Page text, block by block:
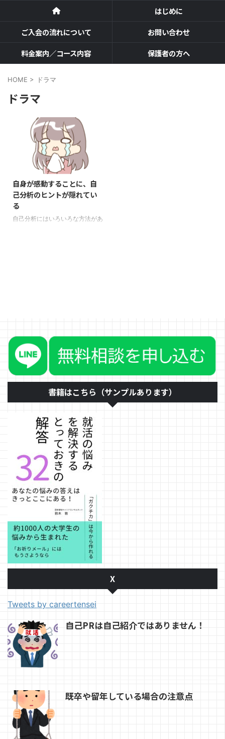
はじめに
ご入会の流れについて
お問い合わせ
料金案内／コース内容
保護者の方へ
HOME > ドラマ
ドラマ
自身が感動することに、自
己分析のヒントが隠れてい
る
自己分析にはいろいろな方法があ
のか、「理由」がはっきりしてい
ると、案外自分の求めているもの
が見えます。感動は人の数だけあ
ると思いますが、私をサンプルに
書籍はこちら（サンプルあります）
X
Tweets by careertensei
自己PRは自己紹介ではありません！
既卒や留年している場合の注意点